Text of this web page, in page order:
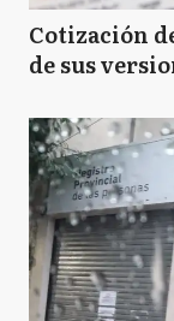
Cotización
de sus